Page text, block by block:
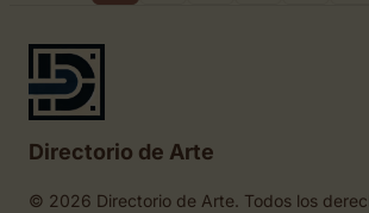
Directorio de Arte
© 2026 Directorio de Arte. Todos los